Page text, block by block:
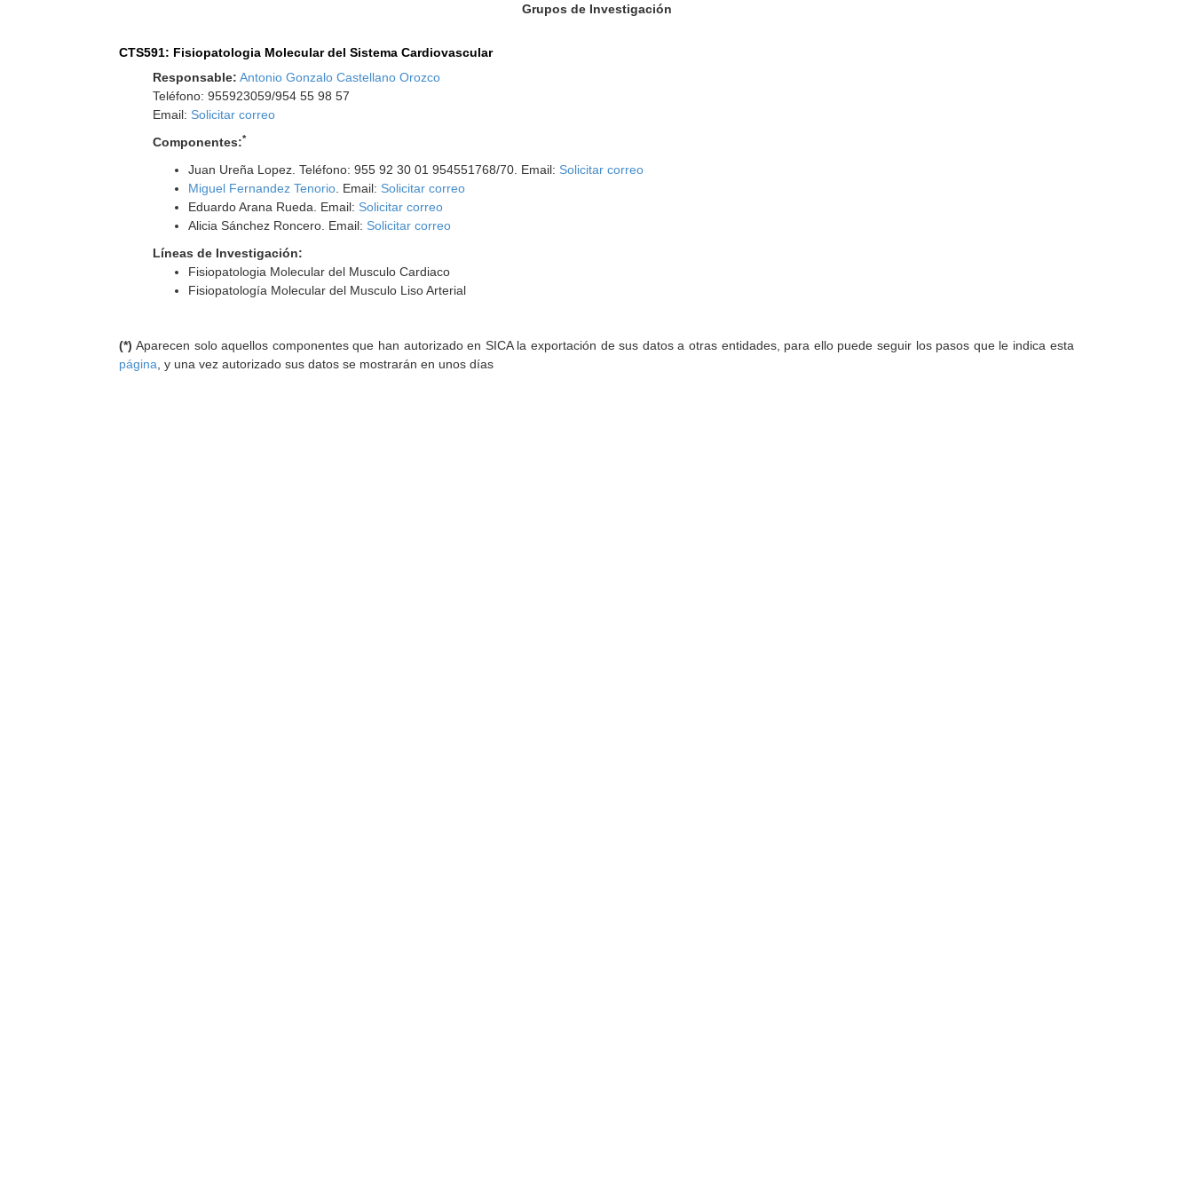
Grupos de Investigación
CTS591: Fisiopatologia Molecular del Sistema Cardiovascular
Responsable: Antonio Gonzalo Castellano Orozco
Teléfono: 955923059/954 55 98 57
Email: Solicitar correo
Componentes:*
Juan Ureña Lopez. Teléfono: 955 92 30 01 954551768/70. Email: Solicitar correo
Miguel Fernandez Tenorio . Email: Solicitar correo
Eduardo Arana Rueda. Email: Solicitar correo
Alicia Sánchez Roncero. Email: Solicitar correo
Líneas de Investigación:
Fisiopatologia Molecular del Musculo Cardiaco
Fisiopatología Molecular del Musculo Liso Arterial
(*) Aparecen solo aquellos componentes que han autorizado en SICA la exportación de sus datos a otras entidades, para ello puede seguir los pasos que le indica esta
página , y una vez autorizado sus datos se mostrarán en unos días